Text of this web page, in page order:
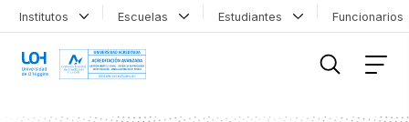
Institutos Escuelas Estudiantes